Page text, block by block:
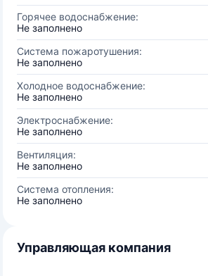
Горячее водоснабжение:
Не заполнено
Система пожаротушения:
Не заполнено
Холодное водоснабжение:
Не заполнено
Электроснабжение:
Не заполнено
Вентиляция:
Не заполнено
Система отопления:
Не заполнено
Управляющая компания